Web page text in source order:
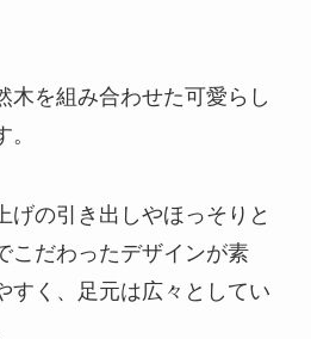
木を組み合わせた可愛らし
げの引き出しやほっそりと
こだわったデザインが素
すく、足元は広々としてい